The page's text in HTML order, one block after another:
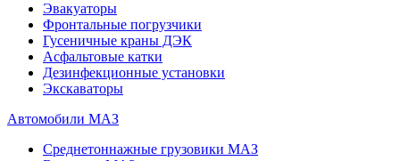
Эвакуаторы
Фронтальные погрузчики
Гусеничные краны ДЭК
Асфальтовые катки
Дезинфекционные установки
Экскаваторы
Автомобили МАЗ
Среднетоннажные грузовики МАЗ